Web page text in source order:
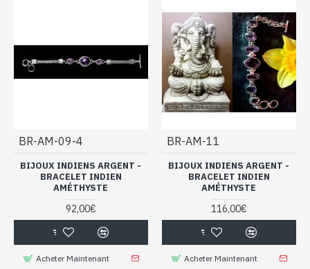
BR-AM-09-4
BIJOUX INDIENS ARGENT -
BRACELET INDIEN
AMÉTHYSTE
92,00€
Acheter Maintenant
BR-AM-11
BIJOUX INDIENS ARGENT -
BRACELET INDIEN
AMÉTHYSTE
116,00€
Acheter Maintenant